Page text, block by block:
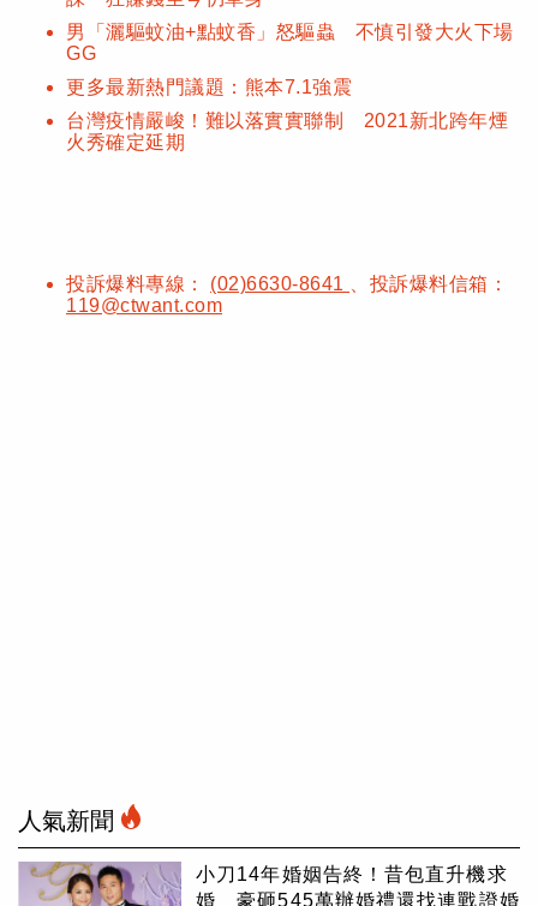
男「灑驅蚊油+點蚊香」怒驅蟲 不慎引發大火下場
GG
更多最新熱門議題：熊本7.1強震
台灣疫情嚴峻！難以落實實聯制 2021新北跨年煙
火秀確定延期
投訴爆料專線： (02)6630-8641
、投訴爆料信箱：
119@ctwant.com
人氣新聞
小刀14年婚姻告終！昔包直升機求
婚 豪砸545萬辦婚禮還找連戰證婚